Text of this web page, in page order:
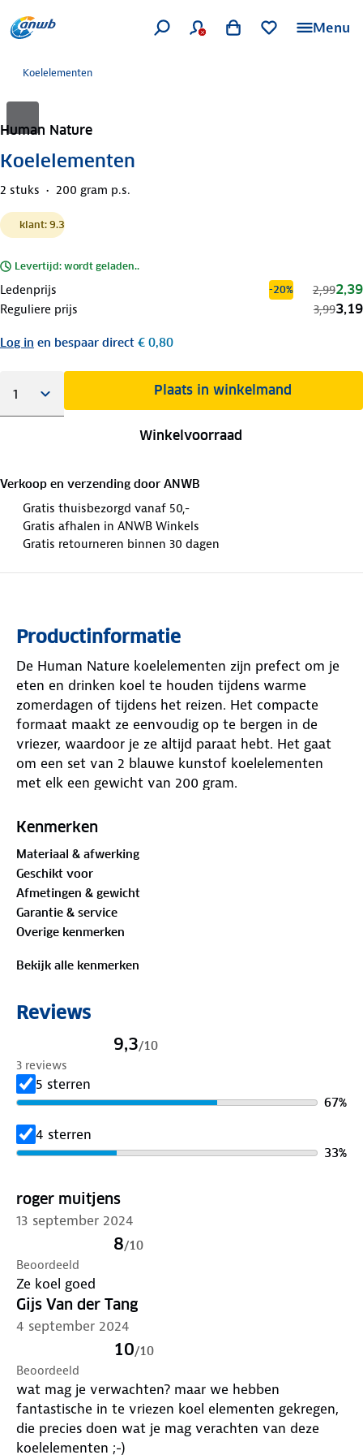
Menu
Koelelementen
Human Nature
Koelelementen
2 stuks 200 gram p.s.
klant: 9.3
Levertijd: wordt geladen..
Ledenprijs -20% 2,992,39
Reguliere prijs 3,993,19
Log in en bespaar direct € 0,80
Plaats in winkelmand
Winkelvoorraad
Verkoop en verzending door ANWB
Gratis thuisbezorgd vanaf 50,-
Gratis afhalen in ANWB Winkels
Gratis retourneren binnen 30 dagen
Productinformatie
De Human Nature koelelementen zijn prefect om je
eten en drinken koel te houden tijdens warme
zomerdagen of tijdens het reizen. Het compacte
formaat maakt ze eenvoudig op te bergen in de
vriezer, waardoor je ze altijd paraat hebt. Het gaat
om een set van 2 blauwe kunstof koelelementen
met elk een gewicht van 200 gram.
Kenmerken
Materiaal & afwerking
Geschikt voor
Afmetingen & gewicht
Garantie & service
Overige kenmerken
Bekijk alle kenmerken
Reviews
9,3/10
3 reviews
5 sterren
67%
4 sterren
33%
roger muitjens
13 september 2024
8/10
Beoordeeld
Ze koel goed
Gijs Van der Tang
4 september 2024
10/10
Beoordeeld
wat mag je verwachten? maar we hebben
fantastische in te vriezen koel elementen gekregen,
die precies doen wat je mag verachten van deze
koelelementen ;-)